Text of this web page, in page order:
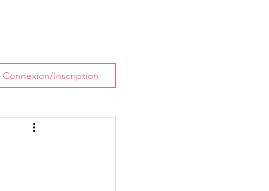
Connexion/Inscription